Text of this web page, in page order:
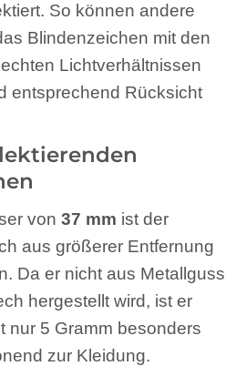
So können andere
Blindenzeichen mit den
Lichtverhältnissen
entsprechend Rücksicht
von 37 mm ist der
aus größerer Entfernung
Da er nicht aus Metallguss
hergestellt wird, ist er
nur 5 Gramm besonders
zur Kleidung.